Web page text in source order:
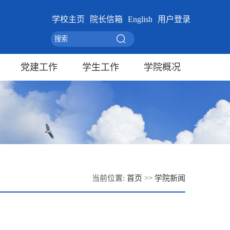
学校主页 院长信箱 English 用户登录
党建工作 学生工作 学院概况
当前位置: 首页 >> 学院新闻